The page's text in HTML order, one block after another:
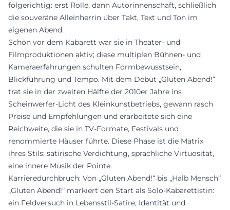
folgerichtig: erst Rolle, dann Autorinnenschaft, schließlich
die souveräne Alleinherrin über Takt, Text und Ton im
eigenen Abend.
Schon vor dem Kabarett war sie in Theater- und
Filmproduktionen aktiv; diese multiplen Bühnen- und
Kameraerfahrungen schulten Formbewusstsein,
Blickführung und Tempo. Mit dem Debüt „Gluten Abend!“
trat sie in der zweiten Hälfte der 2010er Jahre ins
Scheinwerfer-Licht des Kleinkunstbetriebs, gewann rasch
Preise und Empfehlungen und erarbeitete sich eine
Reichweite, die sie in TV-Formate, Festivals und
renommierte Häuser führte. Diese Phase ist die Matrix
ihres Stils: satirische Verdichtung, sprachliche Virtuosität,
eine innere Musik der Pointe.
Karrieredurchbruch: Von „Gluten Abend!“ bis „Halb Mensch“
„Gluten Abend!“ markiert den Start als Solo-Kabarettistin:
ein Feldversuch in Lebensstil-Satire, Identität und